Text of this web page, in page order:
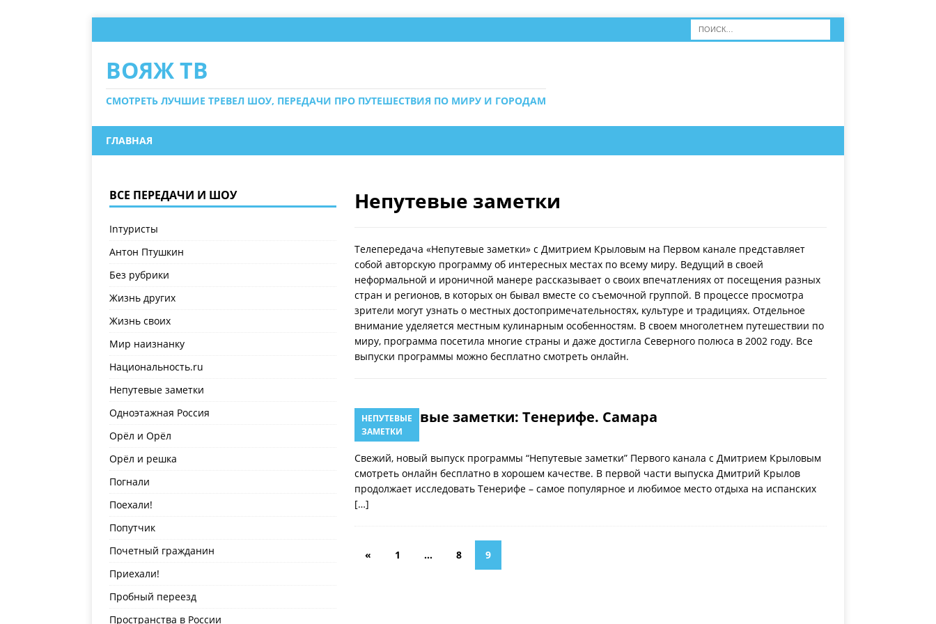
ВОЯЖ ТВ
СМОТРЕТЬ ЛУЧШИЕ ТРЕВЕЛ ШОУ, ПЕРЕДАЧИ ПРО ПУТЕШЕСТВИЯ ПО МИРУ И ГОРОДАМ
ГЛАВНАЯ
Непутевые заметки
Телепередача «Непутевые заметки» с Дмитрием Крыловым на Первом канале представляет
собой авторскую программу об интересных местах по всему миру. Ведущий в своей
неформальной и ироничной манере рассказывает о своих впечатлениях от посещения разных
стран и регионов, в которых он бывал вместе со съемочной группой. В процессе просмотра
зрители могут узнать о местных достопримечательностях, культуре и традициях. Отдельное
внимание уделяется местным кулинарным особенностям. В своем многолетнем путешествии по
миру, программа посетила многие страны и даже достигла Северного полюса в 2002 году. Все
выпуски программы можно бесплатно смотреть онлайн.
НЕПУТЕВЫЕ
ЗАМЕТКИ
Непутевые заметки: Тенерифе. Самара
09.01.2022
Свежий, новый выпуск программы “Непутевые заметки” Первого канала с Дмитрием Крыловым
смотреть онлайн бесплатно в хорошем качестве. В первой части выпуска Дмитрий Крылов
продолжает исследовать Тенерифе – самое популярное и любимое место отдыха на испанских
[…]
« 1 … 8 9
ВСЕ ПЕРЕДАЧИ И ШОУ
Inтуристы
Антон Птушкин
Без рубрики
Жизнь других
Жизнь своих
Мир наизнанку
Национальность.ru
Непутевые заметки
Одноэтажная Россия
Орёл и Орёл
Орёл и решка
Погнали
Поехали!
Попутчик
Почетный гражданин
Приехали!
Пробный переезд
Пространства в России